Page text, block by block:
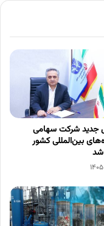
جدید شرکت سهامی
بین‌المللی کشور